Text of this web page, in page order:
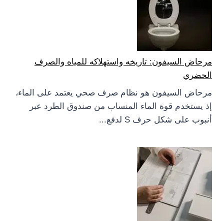
مرحاض السيفون: تاريخه واستهلاكه للمياه والصرف
الحضري
مرحاض السيفون هو نظام صرف صحي يعتمد على الماء،
إذ يستخدم قوة الماء المنساب من صندوق الطرد عبر
أنبوب على شكل حرف S لدفع...